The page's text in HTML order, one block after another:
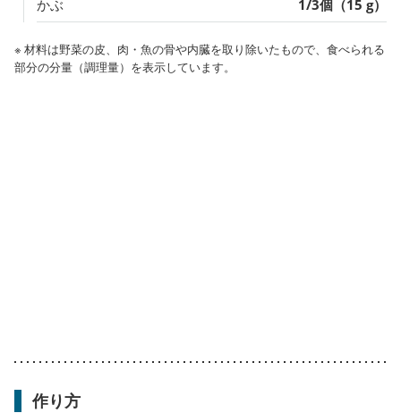
かぶ 1/3個（15 g）
※ 材料は野菜の皮、肉・魚の骨や内臓を取り除いたもので、食べられる
部分の分量（調理量）を表示しています。
作り方